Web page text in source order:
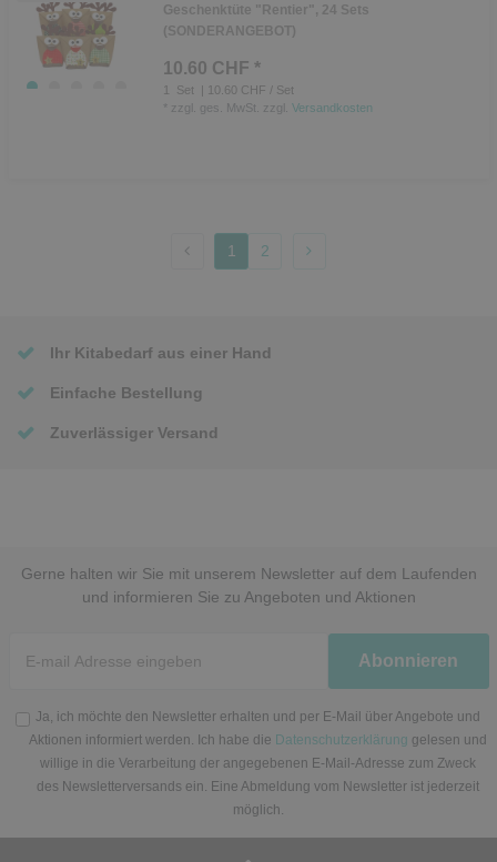
Geschenktüte "Rentier", 24 Sets
(SONDERANGEBOT)
10.60 CHF *
1 Set
| 10.60 CHF / Set
zzgl. ges. MwSt. zzgl. Versandkosten
1 2
Ihr Kitabedarf aus einer Hand
Einfache Bestellung
Zuverlässiger Versand
Gerne halten wir Sie mit unserem Newsletter auf dem Laufenden
und informieren Sie zu Angeboten und Aktionen
Honig
Abonnieren
Ja, ich möchte den Newsletter erhalten und per E-Mail über Angebote und
Aktionen informiert werden. Ich habe die Datenschutzerklärung gelesen und
willige in die Verarbeitung der angegebenen E-Mail-Adresse zum Zweck
des Newsletterversands ein. Eine Abmeldung vom Newsletter ist jederzeit
möglich.